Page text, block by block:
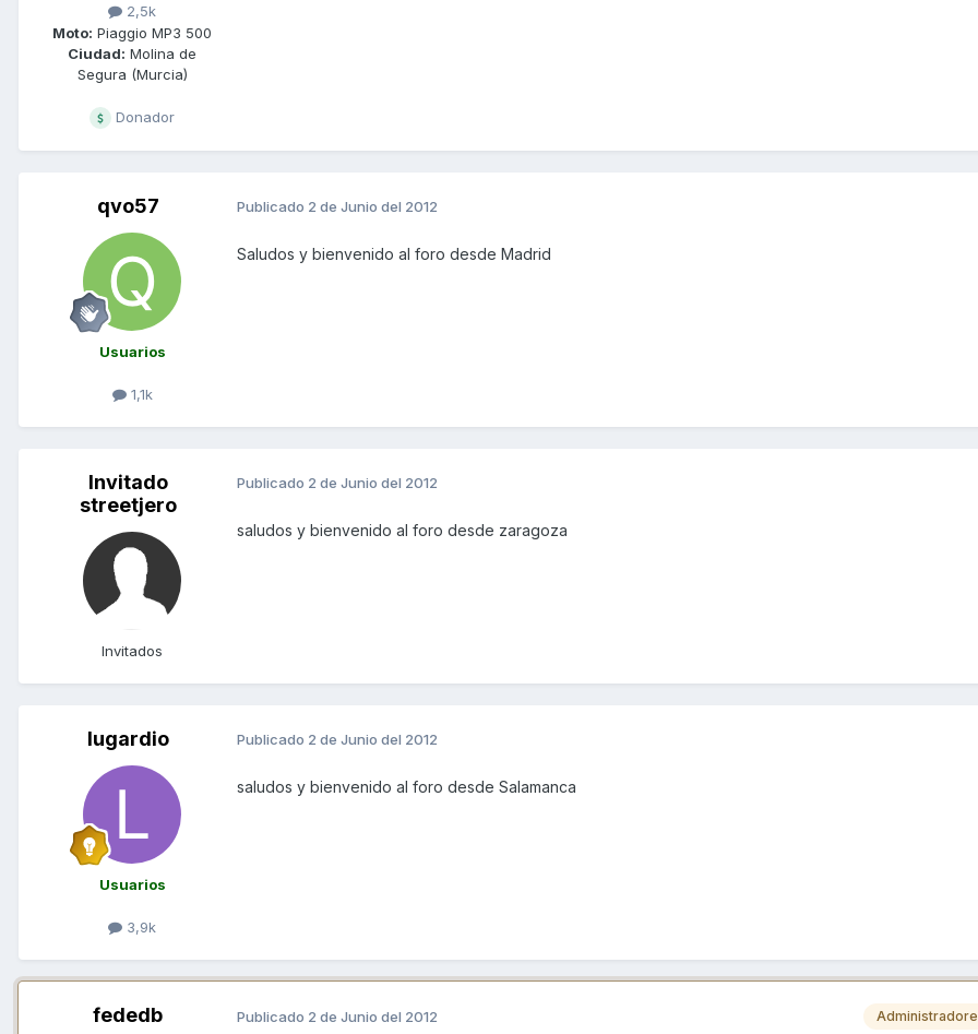
2,5k
Moto: Piaggio MP3 500
Ciudad: Molina de
Segura (Murcia)
Donador
qvo57
Usuarios
1,1k
Publicado 2 de Junio del 2012
Saludos y bienvenido al foro desde Madrid
Invitado
streetjero
Invitados
Publicado 2 de Junio del 2012
saludos y bienvenido al foro desde zaragoza
lugardio
Usuarios
3,9k
Publicado 2 de Junio del 2012
saludos y bienvenido al foro desde Salamanca
fededb Publicado 2 de Junio del 2012